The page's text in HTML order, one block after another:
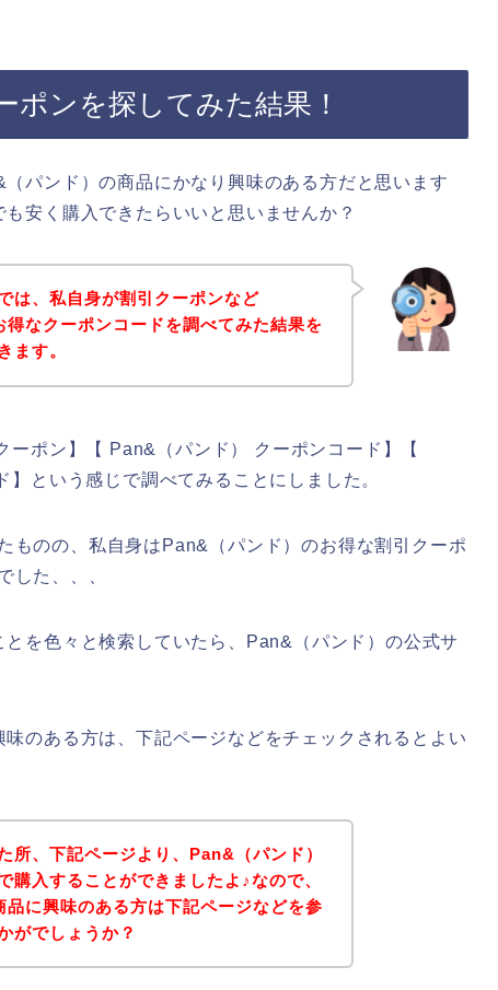
ポンを探してみた結果！
パンド）の商品にかなり興味のある方だと思います
安く購入できたらいいと思いませんか？
は、私自身が割引クーポンなど
なクーポンコードを調べてみた結果を
ます。
ーポン】【 Pan&（パンド） クーポンコード】【
という感じで調べてみることにしました。
ものの、私自身はPan&（パンド）のお得な割引クーポ
した、、、
を色々と検索していたら、Pan&（パンド）の公式サ
のある方は、下記ページなどをチェックされるとよい
所、下記ページより、Pan&（パンド）
購入することができましたよ♪なので、
に興味のある方は下記ページなどを参
がでしょうか？